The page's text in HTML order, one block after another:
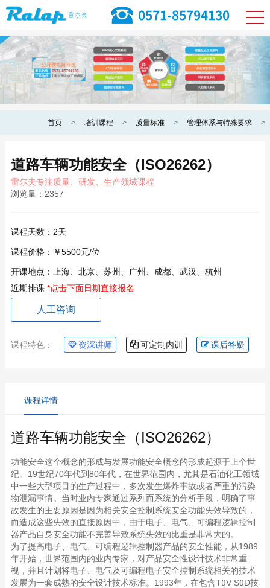
首页 > 培训课程 > 质量标准 > 管理体系与特殊要求 >
道路车辆功能安全（ISO26262）
雷尔夫专注质量、研发、生产领域课程
浏览量： 2357
课程天数： 2天
课程价格： ￥5500元/位
开课地点：
上海、北京、苏州、广州、成都、武汉、杭州
近期排课 *点击下面日期直接报名
人工咨询
课程特色： 资深讲师 可定制内训 课后答疑
课程详情
道路车辆功能安全（ISO26262）
功能安全这个概念的形成与发展功能安全概念的形成起源于上个世
纪。19世纪70年代到80年代，在世界范围内，尤其是石油化工领域
中一些大型项目的生产过程中，多次发生爆炸事故或者严重的污染
物泄漏事情。当时业内专家通过系列而系统的分析手段，明确了事
故发生的主要原因是因为相关安全控制系统安全功能失效导致的，
而造成这些失效的直接原因中，由于电子、电气、可编程逻辑控制
器产品自身安全功能不完善导致系统失效的比重是非常大的。
为了提高电子、电气、可编程逻辑控制器产品的安全性能，从1989
年开始，世界范围内的业内专家，对产品安全性设计技术非常重
视，并且计划将电子、电气及可编程电子安全控制系统相关的技术
发展为一套成熟的安全设计技术标准。1993年，在包含TüV SüD技